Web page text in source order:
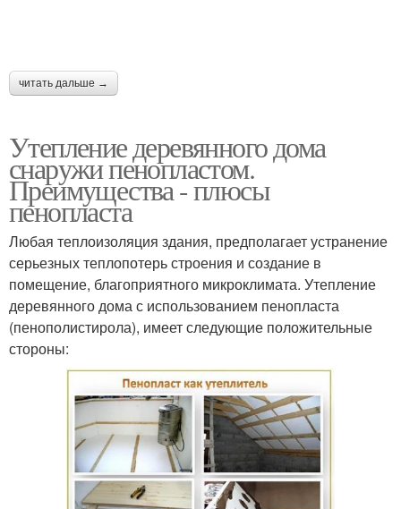
читать дальше →
Утепление деревянного дома
снаружи пенопластом.
Преимущества - плюсы
пенопласта
Любая теплоизоляция здания, предполагает устранение
серьезных теплопотерь строения и создание в
помещение, благоприятного микроклимата. Утепление
деревянного дома с использованием пенопласта
(пенополистирола), имеет следующие положительные
стороны: